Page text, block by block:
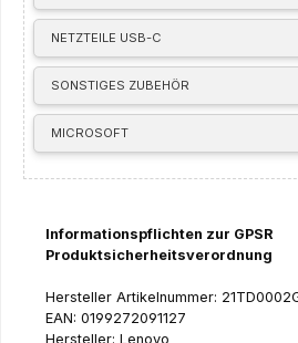
NETZTEILE USB-C
SONSTIGES ZUBEHÖR
MICROSOFT
Informationspflichten zur GPSR
Produktsicherheitsverordnung
Hersteller Artikelnummer:
EAN: 0199272091127
Hersteller: Lenovo